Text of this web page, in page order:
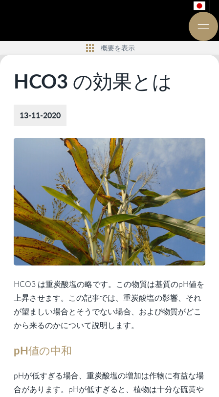
概要を表示
HCO3 の効果とは
13-11-2020
HCO3 は重炭酸塩の略です。この物質は基質のpH値を
上昇させます。この記事では、重炭酸塩の影響、それ
が望ましい場合とそうでない場合、および物質がどこ
から来るのかについて説明します。
pH値の中和
pHが低すぎる場合、重炭酸塩の増加は作物に有益な場
合があります。pHが低すぎると、植物は十分な硫黄や